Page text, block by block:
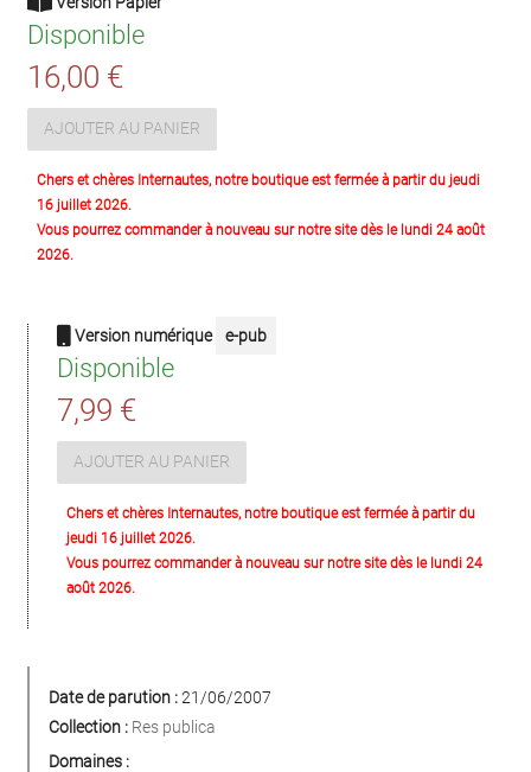
Disponible
16,00 €
AJOUTER AU PANIER
Chers et chères Internautes, notre boutique est fermée à partir du jeudi
16 juillet 2026.
Vous pourrez commander à nouveau sur notre site dès le lundi 24 août
2026.
Version numérique e-pub
Disponible
7,99 €
AJOUTER AU PANIER
Chers et chères Internautes, notre boutique est fermée à partir du
jeudi 16 juillet 2026.
Vous pourrez commander à nouveau sur notre site dès le lundi 24
août 2026.
Date de parution :21/06/2007
Collection : Res publica
Domaines :